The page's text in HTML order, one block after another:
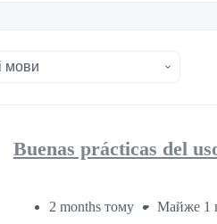
Buenas prácticas del
2 months тому Майже 1